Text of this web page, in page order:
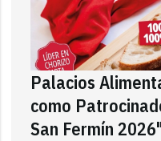
Palacios
como
San Fermín